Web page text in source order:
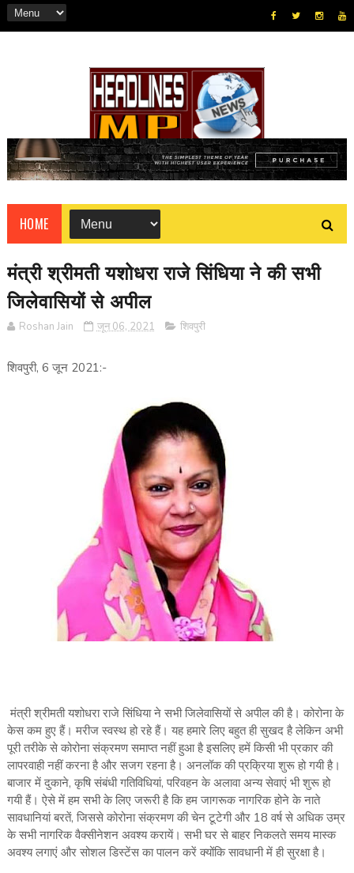
HOME
मंत्री श्रीमती यशोधरा राजे सिंधिया ने की सभी
जिलेवासियों से अपील
Roshan Jain जून 06, 2021 शिवपुरी
शिवपुरी, 6 जून 2021:-
मंत्री श्रीमती यशोधरा राजे सिंधिया ने सभी जिलेवासियों से अपील की है। कोरोना के
केस कम हुए हैं। मरीज स्वस्थ हो रहे हैं। यह हमारे लिए बहुत ही सुखद है लेकिन अभी
पूरी तरीके से कोरोना संक्रमण समाप्त नहीं हुआ है इसलिए हमें किसी भी प्रकार की
लापरवाही नहीं करना है और सजग रहना है। अनलॉक की प्रक्रिया शुरू हो गयी है।
बाजार में दुकाने, कृषि संबंधी गतिविधियां, परिवहन के अलावा अन्य सेवाएं भी शुरू हो
गयी हैं। ऐसे में हम सभी के लिए जरूरी है कि हम जागरूक नागरिक होने के नाते
सावधानियां बरतें, जिससे कोरोना संक्रमण की चेन टूटेगी और 18 वर्ष से अधिक उम्र
के सभी नागरिक वैक्सीनेशन अवश्य करायें। सभी घर से बाहर निकलते समय मास्क
अवश्य लगाएं और सोशल डिस्टेंस का पालन करें क्योंकि सावधानी में ही सुरक्षा है।